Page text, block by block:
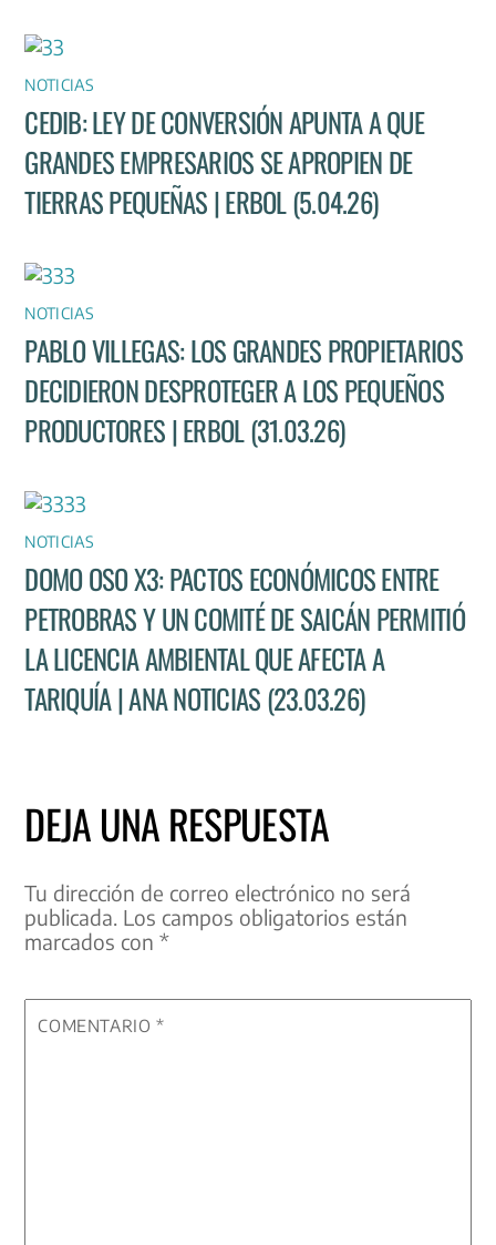
NOTICIAS
CEDIB: LEY DE CONVERSIÓN APUNTA A QUE
GRANDES EMPRESARIOS SE APROPIEN DE
TIERRAS PEQUEÑAS | ERBOL (5.04.26)
NOTICIAS
PABLO VILLEGAS: LOS GRANDES PROPIETARIOS
DECIDIERON DESPROTEGER A LOS PEQUEÑOS
PRODUCTORES | ERBOL (31.03.26)
NOTICIAS
DOMO OSO X3: PACTOS ECONÓMICOS ENTRE
PETROBRAS Y UN COMITÉ DE SAICÁN PERMITIÓ
LA LICENCIA AMBIENTAL QUE AFECTA A
TARIQUÍA | ANA NOTICIAS (23.03.26)
DEJA UNA RESPUESTA
Tu dirección de correo electrónico no será
publicada. Los campos obligatorios están
marcados con*
COMENTARIO*